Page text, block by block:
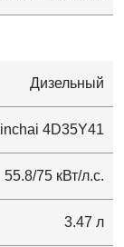
Дизельный
4D35Y41
55.8/75 кВт/л.с.
3.47 л